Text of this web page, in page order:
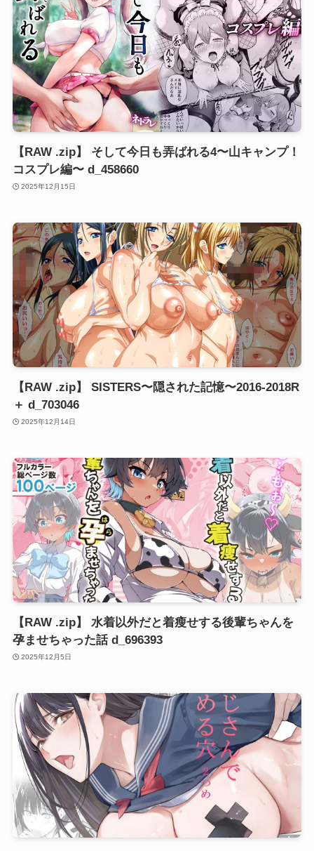
【RAW .zip】 そして今日も弄ばれる4〜山キャンプ！
コスプレ編〜 d_458660
2025年12月15日
【RAW .zip】 SISTERS〜隠された記憶〜2016-2018R
＋ d_703046
2025年12月14日
【RAW .zip】 水着以外だと着瘦せする後輩ちゃんを
孕ませちゃった話 d_696393
2025年12月5日